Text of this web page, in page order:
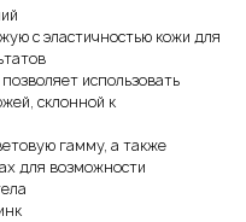
с эластичностью кожи для
использовать
склонной к
гамму, а также
для возможности